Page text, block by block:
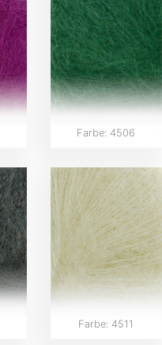
Farbe: 4506
Farbe: 4511